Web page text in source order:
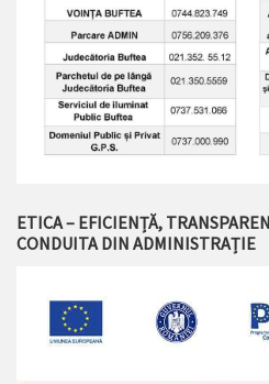
ETICA – EFICIENȚĂ,
CONDUITA DIN ADMINISTRAȚIE